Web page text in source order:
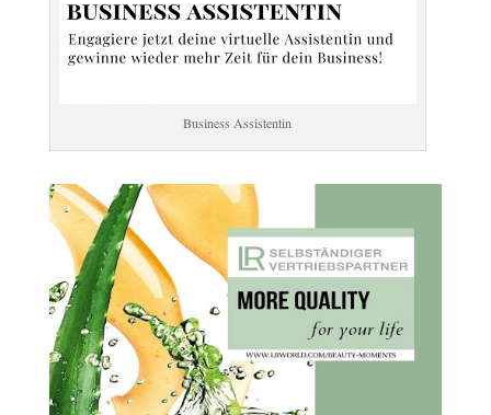
Business Assistentin